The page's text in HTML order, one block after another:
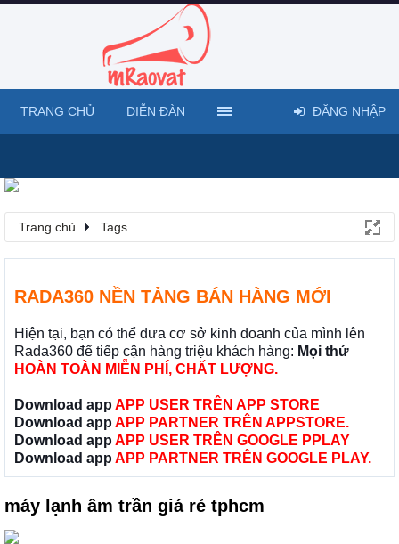
Trang chủ Tags
RADA360 NỀN TẢNG BÁN HÀNG MỚI
Hiện tại, bạn có thể đưa cơ sở kinh doanh của mình lên
Rada360 để tiếp cận hàng triệu khách hàng: Mọi thứ
HOÀN TOÀN MIỄN PHÍ, CHẤT LƯỢNG.
Download app APP USER TRÊN APP STORE
Download app APP PARTNER TRÊN APPSTORE.
Download app APP USER TRÊN GOOGLE PPLAY
Download app APP PARTNER TRÊN GOOGLE PLAY.
máy lạnh âm trần giá rẻ tphcm
TRANG CHỦ DIỄN ĐÀN ĐĂNG NHẬP